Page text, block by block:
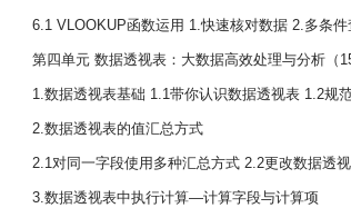
6.1 VLOOKUP函数运用 1.快速核对数据 2.多条
第四单元 数据透视表：大数据高效处理与分析（
1.数据透视表基础 1.1带你认识数据透视表 1.2规
2.数据透视表的值汇总方式
2.1对同一字段使用多种汇总方式 2.2更改数据透
3.数据透视表中执行计算—计算字段与计算项